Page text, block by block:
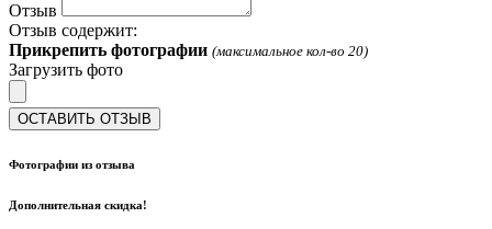
Отзыв
Отзыв содержит:
Прикрепить фотографии (максимальное кол-во 20)
Загрузить фото
ОСТАВИТЬ ОТЗЫВ
Фотографии из отзыва
Дополнительная скидка!